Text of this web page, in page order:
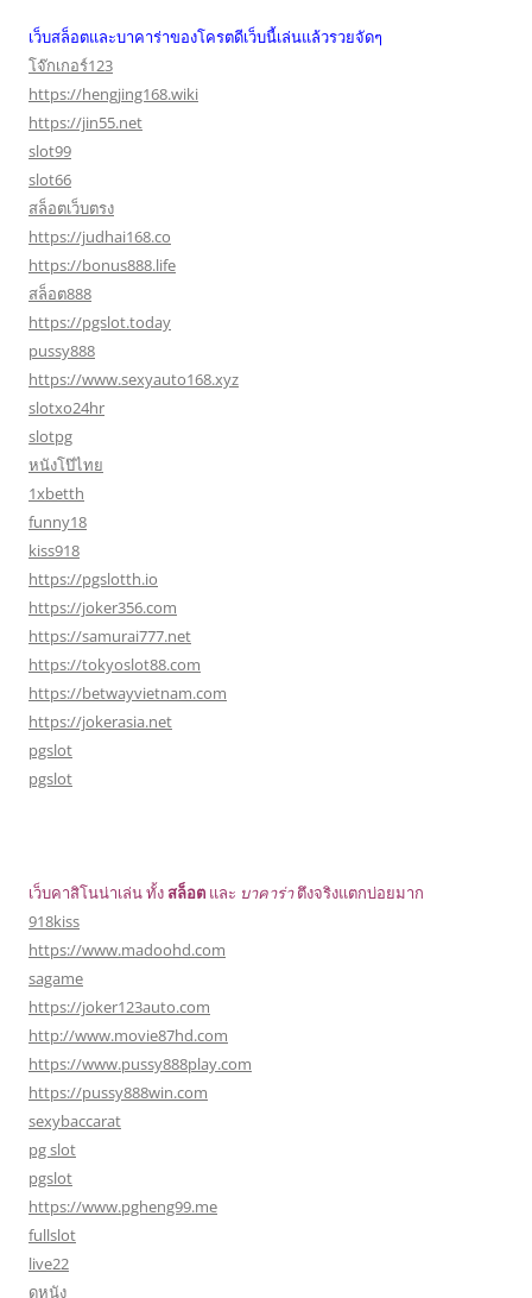
เว็บสล็อตและบาคาร่าของโครตดีเว็บนี้เล่นแล้วรวยจัดๆ
โจ๊กเกอร์123
https://hengjing168.wiki
https://jin55.net
slot99
slot66
สล็อตเว็บตรง
https://judhai168.co
https://bonus888.life
สล็อต888
https://pgslot.today
pussy888
https://www.sexyauto168.xyz
slotxo24hr
slotpg
หนังโป๊ไทย
1xbetth
funny18
kiss918
https://pgslotth.io
https://joker356.com
https://samurai777.net
https://tokyoslot88.com
https://betwayvietnam.com
https://jokerasia.net
pgslot
pgslot
เว็บคาสิโนน่าเล่น ทั้งสล็อต และ บาคาร่าตึงจริงแตกบ่อยมาก
918kiss
https://www.madoohd.com
sagame
https://joker123auto.com
http://www.movie87hd.com
https://www.pussy888play.com
https://pussy888win.com
sexybaccarat
pg slot
pgslot
https://www.pgheng99.me
fullslot
live22
ดูหนัง